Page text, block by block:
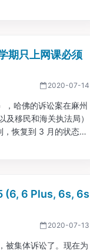
期只上网课必须
2020-07-14
，哈佛的诉讼案在麻州
移民和海关执法局）
恢复到 3 月的状态，
(6, 6 Plus, 6s, 6s
2020-07-13
被集体诉讼了。现在为